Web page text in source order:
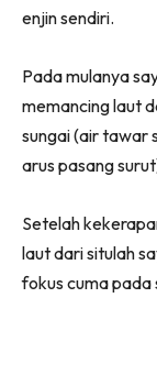
enjin sendiri.
Pada mulanya
memancing laut
sungai (air tawar
arus pasang
Setelah
laut dari situlah
fokus cuma pada